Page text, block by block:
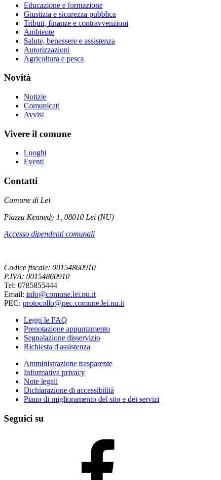
Educazione e formazione
Giustizia e sicurezza pubblica
Tributi, finanze e contravvenzioni
Ambiente
Salute, benessere e assistenza
Autorizzazioni
Agricoltura e pesca
Novità
Notizie
Comunicati
Avvisi
Vivere il comune
Luoghi
Eventi
Contatti
Comune di Lei
Piazza Kennedy 1, 08010 Lei (NU)
Accesso dipendenti comunali
Codice fiscale: 00154860910
P.IVA: 00154860910
Tel: 0785855444
Email: info@comune.lei.nu.it
PEC: protocollo@pec.comune.lei.nu.it
Leggi le FAQ
Prenotazione appuntamento
Segnalazione disservizio
Richiesta d'assistenza
Amministrazione trasparente
Informativa privacy
Note legali
Dichiarazione di accessibilità
Piano di miglioramento del sito e dei servizi
Seguici su